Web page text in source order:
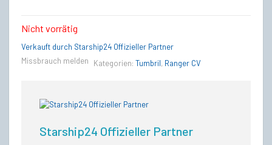
Nicht vorrätig
Verkauft durch Starship24 Offizieller Partner
Missbrauch melden
Kategorien: Tumbril, Ranger CV
Starship24 Offizieller Partner